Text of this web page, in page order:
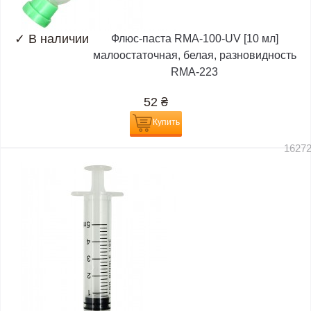
✓ В наличии
Флюс-паста RMA-100-UV [10 мл]
малоостаточная, белая, разновидность
RMA-223
52 ₴
Купить